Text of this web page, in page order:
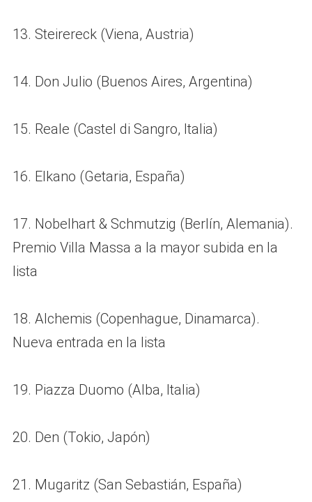
13. Steirereck (Viena, Austria)
14. Don Julio (Buenos Aires, Argentina)
15. Reale (Castel di Sangro, Italia)
16. Elkano (Getaria, España)
17. Nobelhart & Schmutzig (Berlín, Alemania).
Premio Villa Massa a la mayor subida en la
lista
18. Alchemis (Copenhague, Dinamarca).
Nueva entrada en la lista
19. Piazza Duomo (Alba, Italia)
20. Den (Tokio, Japón)
21. Mugaritz (San Sebastián, España)